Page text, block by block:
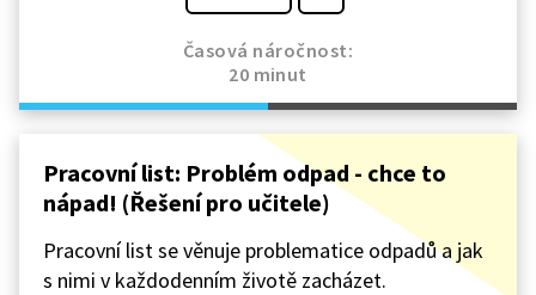
Časová náročnost:
20 minut
Pracovní list: Problém odpad - chce to
nápad! (Řešení pro učitele)
Pracovní list se věnuje problematice odpadů a jak
s nimi v každodenním životě zacházet.